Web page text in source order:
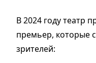
В 2024 году театр
премьер, которые
зрителей: